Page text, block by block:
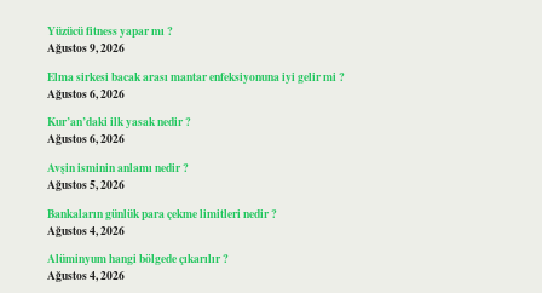
Yüzücü fitness yapar mı ?
Ağustos 9, 2026
Elma sirkesi bacak arası mantar enfeksiyonuna iyi gelir mi ?
Ağustos 6, 2026
Kur’an’daki ilk yasak nedir ?
Ağustos 6, 2026
Avşin isminin anlamı nedir ?
Ağustos 5, 2026
Bankaların günlük para çekme limitleri nedir ?
Ağustos 4, 2026
Alüminyum hangi bölgede çıkarılır ?
Ağustos 4, 2026